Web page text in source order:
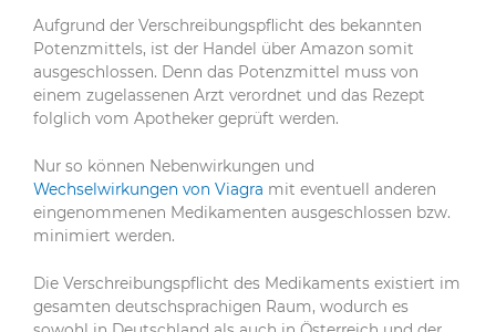
Aufgrund der Verschreibungspflicht des bekannten
Potenzmittels, ist der Handel über Amazon somit
ausgeschlossen. Denn das Potenzmittel muss von
einem zugelassenen Arzt verordnet und das Rezept
folglich vom Apotheker geprüft werden.
Nur so können Nebenwirkungen und
Wechselwirkungen von Viagra mit eventuell anderen
eingenommenen Medikamenten ausgeschlossen bzw.
minimiert werden.
Die Verschreibungspflicht des Medikaments existiert im
gesamten deutschsprachigen Raum, wodurch es